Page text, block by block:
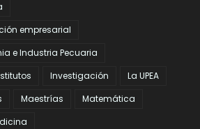
empresarial
e Industria Pecuaria
Investigación
La UPEA
Maestrías
Matemática